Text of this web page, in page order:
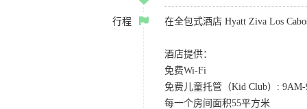
行程 在全包式酒店 Hyatt Ziva Los
酒店提供：
免费Wi-Fi
免费儿童托管（Kid Club）:
每一个房间面积55平方米